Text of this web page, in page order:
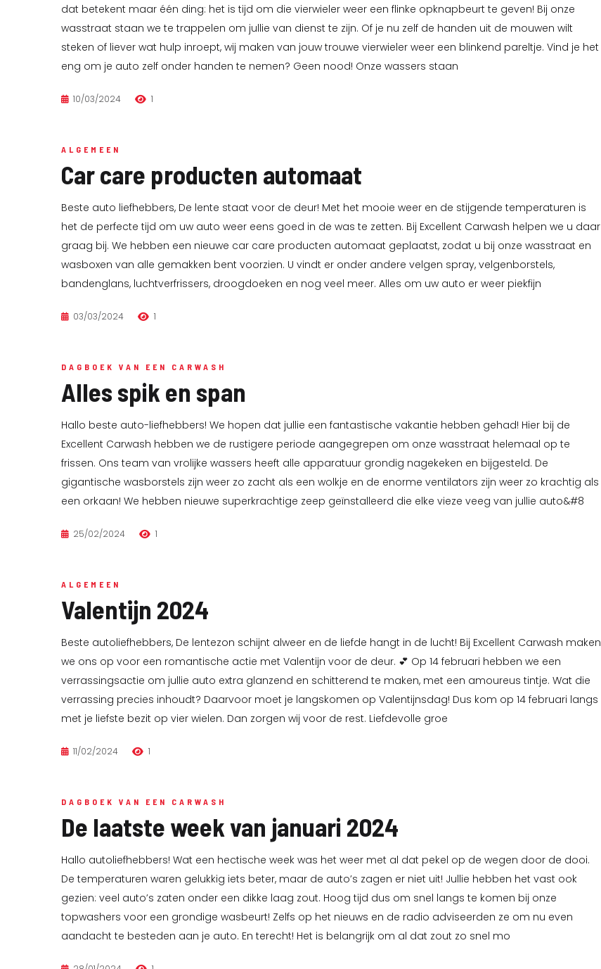
dat betekent maar één ding: het is tijd om die vierwieler weer een flinke opknapbeurt te geven! Bij onze
wasstraat staan we te trappelen om jullie van dienst te zijn. Of je nu zelf de handen uit de mouwen wilt
steken of liever wat hulp inroept, wij maken van jouw trouwe vierwieler weer een blinkend pareltje. Vind je het
eng om je auto zelf onder handen te nemen? Geen nood! Onze wassers staan
10/03/2024 1
ALGEMEEN
Car care producten automaat
Beste auto liefhebbers, De lente staat voor de deur! Met het mooie weer en de stijgende temperaturen is
het de perfecte tijd om uw auto weer eens goed in de was te zetten. Bij Excellent Carwash helpen we u daar
graag bij. We hebben een nieuwe car care producten automaat geplaatst, zodat u bij onze wasstraat en
wasboxen van alle gemakken bent voorzien. U vindt er onder andere velgen spray, velgenborstels,
bandenglans, luchtverfrissers, droogdoeken en nog veel meer. Alles om uw auto er weer piekfijn
03/03/2024 1
DAGBOEK VAN EEN CARWASH
Alles spik en span
Hallo beste auto-liefhebbers! We hopen dat jullie een fantastische vakantie hebben gehad! Hier bij de
Excellent Carwash hebben we de rustigere periode aangegrepen om onze wasstraat helemaal op te
frissen. Ons team van vrolijke wassers heeft alle apparatuur grondig nagekeken en bijgesteld. De
gigantische wasborstels zijn weer zo zacht als een wolkje en de enorme ventilators zijn weer zo krachtig als
een orkaan! We hebben nieuwe superkrachtige zeep geïnstalleerd die elke vieze veeg van jullie auto&#8
25/02/2024 1
ALGEMEEN
Valentijn 2024
Beste autoliefhebbers, De lentezon schijnt alweer en de liefde hangt in de lucht! Bij Excellent Carwash maken
we ons op voor een romantische actie met Valentijn voor de deur. 💕 Op 14 februari hebben we een
verrassingsactie om jullie auto extra glanzend en schitterend te maken, met een amoureus tintje. Wat die
verrassing precies inhoudt? Daarvoor moet je langskomen op Valentijnsdag! Dus kom op 14 februari langs
met je liefste bezit op vier wielen. Dan zorgen wij voor de rest. Liefdevolle groe
11/02/2024 1
DAGBOEK VAN EEN CARWASH
De laatste week van januari 2024
Hallo autoliefhebbers! Wat een hectische week was het weer met al dat pekel op de wegen door de dooi.
De temperaturen waren gelukkig iets beter, maar de auto’s zagen er niet uit! Jullie hebben het vast ook
gezien: veel auto’s zaten onder een dikke laag zout. Hoog tijd dus om snel langs te komen bij onze
topwashers voor een grondige wasbeurt! Zelfs op het nieuws en de radio adviseerden ze om nu even
aandacht te besteden aan je auto. En terecht! Het is belangrijk om al dat zout zo snel mo